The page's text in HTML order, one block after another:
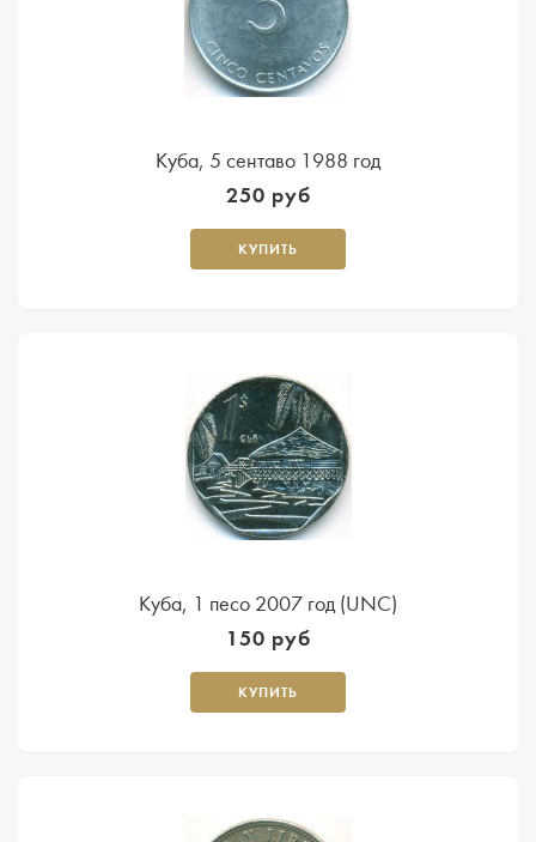
Куба, 5 сентаво 1988 год
250 руб
КУПИТЬ
Куба, 1 песо 2007 год (UNC)
150 руб
КУПИТЬ